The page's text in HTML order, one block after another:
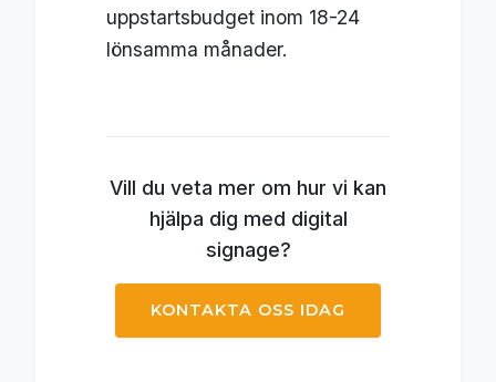
uppstartsbudget inom 18-24
lönsamma månader.
Vill du veta mer om hur vi kan
hjälpa dig med digital
signage?
KONTAKTA OSS IDAG